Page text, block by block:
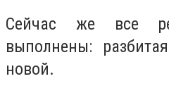
Сейчас же все
выполнены:
новой.